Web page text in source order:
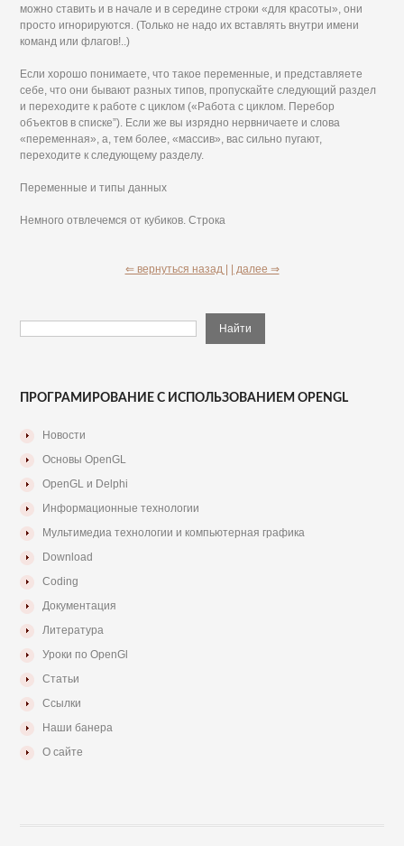
можно ставить и в начале и в середине строки «для красоты», они
просто игнорируются. (Только не надо их вставлять внутри имени
команд или флагов!..)
Если хорошо понимаете, что такое переменные, и представляете
себе, что они бывают разных типов, пропускайте следующий раздел
и переходите к работе с циклом («Работа с циклом. Перебор
объектов в списке”). Если же вы изрядно нервничаете и слова
«переменная», а, тем более, «массив», вас сильно пугают,
переходите к следующему разделу.
Переменные и типы данных
Немного отвлечемся от кубиков. Строка
⇐ вернуться назад | | далее ⇒
ПРОГРАМИРОВАНИЕ С ИСПОЛЬЗОВАНИЕМ OPENGL
Новости
Основы OpenGL
OpenGL и Delphi
Информационные технологии
Мультимедиа технологии и компьютерная графика
Download
Coding
Документация
Литература
Уроки по OpenGl
Статьи
Ссылки
Наши банера
О сайте